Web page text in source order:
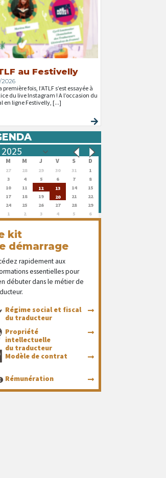
au Festivelly
2026
première fois, l’ATLF s’est essayée à
du live Instagram ! A l’occasion du
en ligne Festivelly, [...]
M M J V S D
27 28 29 30 31
1
3 4 5 6 7
8
10 11 12 13 14
15
17 18 19 20 21
22
24 25 26 27 28
29
1 2 3 4 5 6
kit
démarrage
rapidement aux
essentielles pour
débuter dans le métier de
Régime social et fiscal
du traducteur
Propriété
intellectuelle
du traducteur
Modèle de contrat
Rémunération